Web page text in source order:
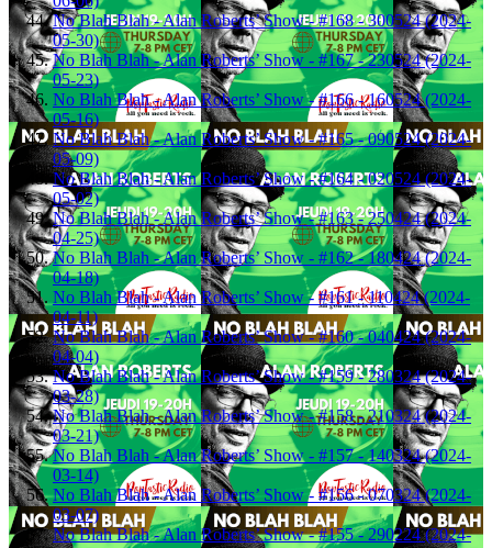
No Blah Blah - Alan Roberts’ Show - #168 - 300524 (2024-
05-30)
No Blah Blah - Alan Roberts’ Show - #167 - 230524 (2024-
05-23)
No Blah Blah - Alan Roberts’ Show - #166 - 160524 (2024-
05-16)
No Blah Blah - Alan Roberts’ Show - #165 - 090524 (2024-
05-09)
No Blah Blah - Alan Roberts’ Show - #164 - 020524 (2024-
05-02)
No Blah Blah - Alan Roberts’ Show - #163 - 250424 (2024-
04-25)
No Blah Blah - Alan Roberts’ Show - #162 - 180424 (2024-
04-18)
No Blah Blah - Alan Roberts’ Show - #161 - 110424 (2024-
04-11)
No Blah Blah - Alan Roberts’ Show - #160 - 040424 (2024-
04-04)
No Blah Blah - Alan Roberts’ Show - #159 - 280324 (2024-
03-28)
No Blah Blah - Alan Roberts’ Show - #158 - 210324 (2024-
03-21)
No Blah Blah - Alan Roberts’ Show - #157 - 140324 (2024-
03-14)
No Blah Blah - Alan Roberts’ Show - #156 - 070324 (2024-
03-07)
No Blah Blah - Alan Roberts’ Show - #155 - 290224 (2024-